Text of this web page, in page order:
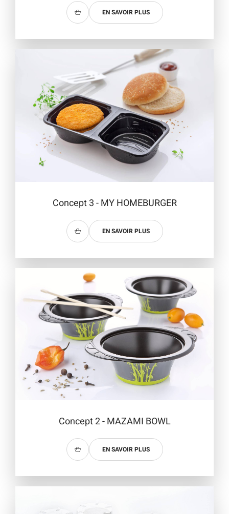
EN SAVOIR PLUS
Concept 3 - MY HOMEBURGER
EN SAVOIR PLUS
Concept 2 - MAZAMI BOWL
EN SAVOIR PLUS